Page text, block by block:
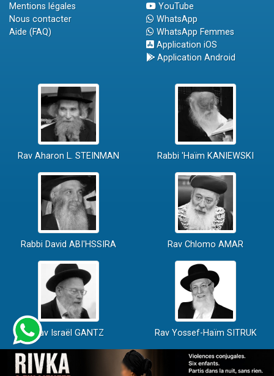
Mentions légales
Nous contacter
Aide (FAQ)
YouTube
WhatsApp
WhatsApp Femmes
Application iOS
Application Android
Rav Aharon L. STEINMAN Rabbi 'Haïm KANIEWSKI
Rabbi David ABI'HSSIRA Rav Chlomo AMAR
Rav Israël GANTZ Rav Yossef-Haïm SITRUK